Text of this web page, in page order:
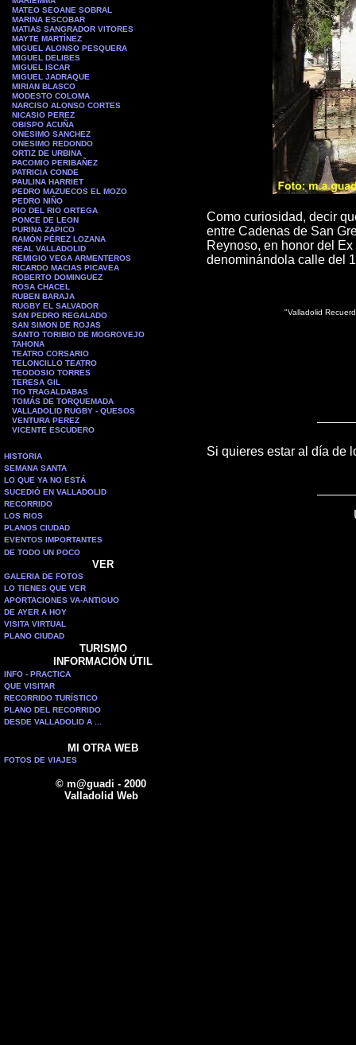
MATEO SEOANE SOBRAL
MARINA ESCOBAR
MATIAS SANGRADOR VITORES
MAYTE MARTÍNEZ
MIGUEL ALONSO PESQUERA
MIGUEL DELIBES
MIGUEL ISCAR
MIGUEL JADRAQUE
MIRIAN BLASCO
MODESTO COLOMA
NARCISO ALONSO CORTES
NICASIO PEREZ
OBISPO ACUÑA
ONESIMO SANCHEZ
ONESIMO REDONDO
ORTIZ DE URBINA
PACOMIO PERIBAÑEZ
PATRICIA CONDE
PAULINA HARRIET
PEDRO MAZUECOS EL MOZO
PEDRO NIÑO
PIO DEL RIO ORTEGA
PONCE DE LEON
PURINA ZAPICO
RAMÓN PÉREZ LOZANA
REAL VALLADOLID
REMIGIO VEGA ARMENTEROS
RICARDO MACIAS PICAVEA
ROBERTO DOMINGUEZ
ROSA CHACEL
RUBEN BARAJA
RUGBY EL SALVADOR
SAN PEDRO REGALADO
SAN SIMON DE ROJAS
SANTO TORIBIO DE MOGROVEJO
TAHONA
TEATRO CORSARIO
TELONCILLO TEATRO
TEODOSIO TORRES
TERESA GIL
TIO TRAGALDABAS
TOMÁS DE TORQUEMADA
VALLADOLID RUGBY - QUESOS
VENTURA PEREZ
VICENTE ESCUDERO
HISTORIA
SEMANA SANTA
LO QUE YA NO ESTÁ
SUCEDIÓ EN VALLADOLID
RECORRIDO
LOS RIOS
PLANOS CIUDAD
EVENTOS IMPORTANTES
DE TODO UN POCO
VER
GALERIA DE FOTOS
LO TIENES QUE VER
APORTACIONES VA-ANTIGUO
DE AYER A HOY
VISITA VIRTUAL
PLANO CIUDAD
TURISMO
INFORMACIÓN ÚTIL
INFO - PRACTICA
QUE VISITAR
RECORRIDO TURÍSTICO
PLANO DEL RECORRIDO
DESDE VALLADOLID A ...
MI OTRA WEB
FOTOS DE VIAJES
© m@guadi - 2000
Valladolid Web
Como curiosidad, decir
entre Cadenas de San
Reynoso, en honor del
denominándola calle del
"Valladolid
Si quieres estar al día de